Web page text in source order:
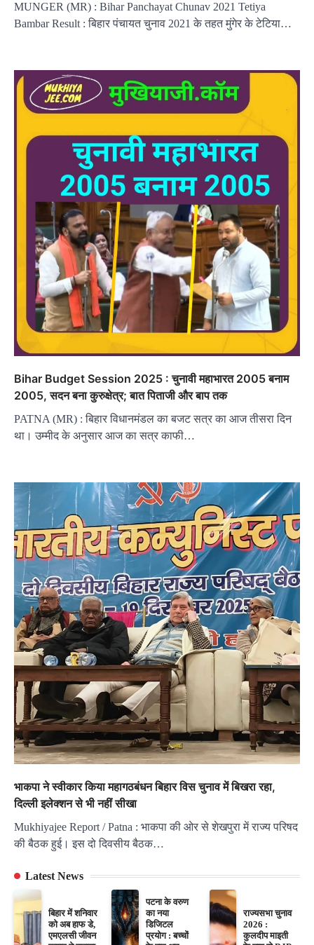
MUNGER (MR) : Bihar Panchayat Chunav 2021 Tetiya
Bambar Result : बिहार पंचायत चुनाव 2021 के तहत मुंगेर के टेटिया…
Bihar Budget Session 2025 : चुनावी महाभारत 2005 बनाम
2005, सदन बना कुरुक्षेत्र; बात पिताजी और बाप तक
PATNA (MR) : बिहार विधानमंडल का बजट सत्र का आज तीसरा दिन
था। उम्मीद के अनुसार आज का सत्र काफी…
भाकपा ने स्वीकार किया महागठबंधन बिहार विस चुनाव में बिखरा रहा,
दिल्ली इलेक्शन से भी नहीं सीखा
Mukhiyajee Report / Patna : भाकपा की ओर से शेखपुरा में राज्य परिषद
की बैठक हुई। इस दो दिवसीय बैठक…
Latest News
बिहार में शनिवार
को अब हाफ डे,
एमएलसी जीवन
पटना के वरुण
का नया
डिजिटल
प्रयोग : बच्चों
राज्यसभा चुनाव
2026 :
कुलदीप माइती